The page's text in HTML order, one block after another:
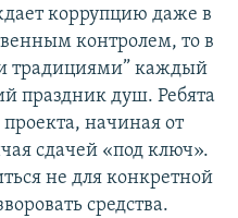
коррупцию даже в
контролем, то в
традициями” каждый
праздник душ. Ребята
начиная от
сдачей «под ключ».
не для конкретной
средства.